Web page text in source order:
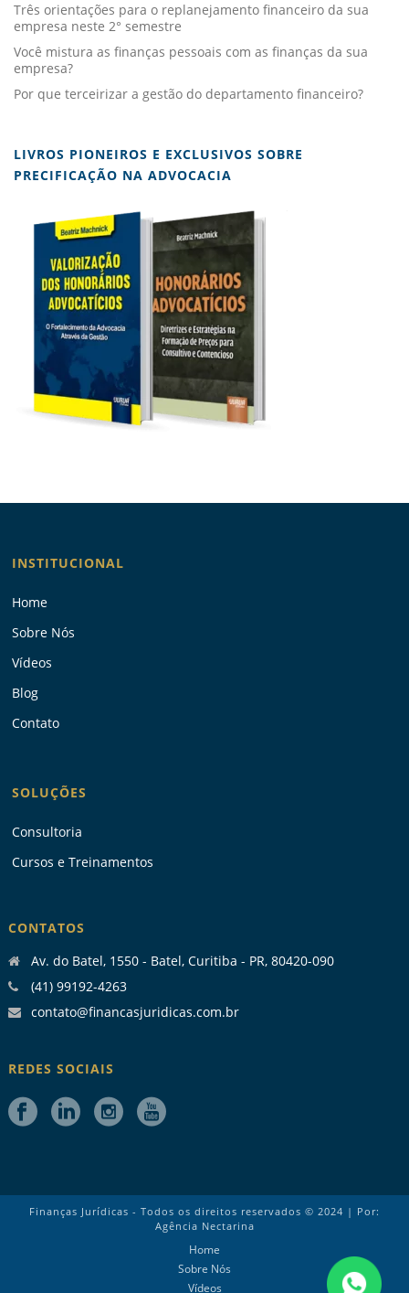
Três orientações para o replanejamento financeiro da sua
empresa neste 2° semestre
Você mistura as finanças pessoais com as finanças da sua
empresa?
Por que terceirizar a gestão do departamento financeiro?
LIVROS PIONEIROS E EXCLUSIVOS SOBRE
PRECIFICAÇÃO NA ADVOCACIA
INSTITUCIONAL
Home
Sobre Nós
Vídeos
Blog
Contato
SOLUÇÕES
Consultoria
Cursos e Treinamentos
CONTATOS
Av. do Batel, 1550 - Batel, Curitiba - PR, 80420-090
(41) 99192-4263
contato@financasjuridicas.com.br
REDES SOCIAIS
Finanças Jurídicas - Todos os direitos reservados © 2024 | Por:
Agência Nectarina
Home
Sobre Nós
Vídeos